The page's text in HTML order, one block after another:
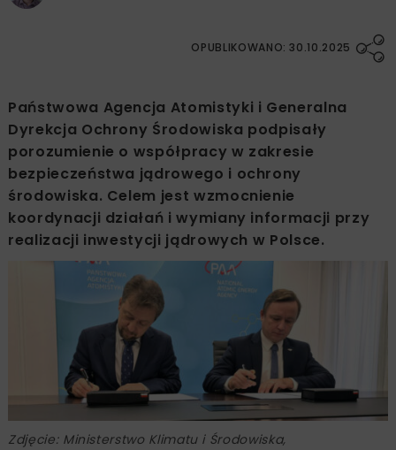
OPUBLIKOWANO: 30.10.2025
Państwowa Agencja Atomistyki i Generalna
Dyrekcja Ochrony Środowiska podpisały
porozumienie o współpracy w zakresie
bezpieczeństwa jądrowego i ochrony
środowiska. Celem jest wzmocnienie
koordynacji działań i wymiany informacji przy
realizacji inwestycji jądrowych w Polsce.
Zdjęcie: Ministerstwo Klimatu i Środowiska,